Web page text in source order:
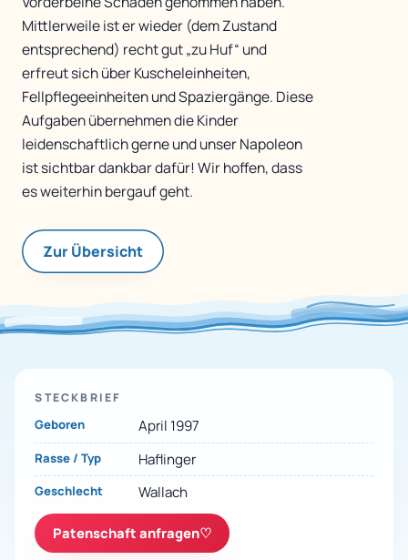
Mittlerweile ist er wieder (dem Zustand
entsprechend) recht gut „zu Huf“ und
erfreut sich über Kuscheleinheiten,
Fellpflegeeinheiten und Spaziergänge. Diese
Aufgaben übernehmen die Kinder
leidenschaftlich gerne und unser Napoleon
ist sichtbar dankbar dafür! Wir hoffen, dass
es weiterhin bergauf geht.
Zur Übersicht
STECKBRIEF
Geboren April 1997
Rasse / Typ Haflinger
Geschlecht Wallach
Patenschaft anfragen♡